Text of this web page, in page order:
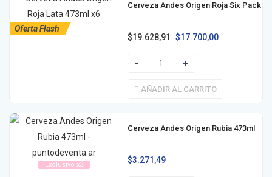
Oferta Flash
Cerveza Andes Origen Roja Six Pack
$19.628,91 $17.700,00
AÑADIR AL CARRITO
Exclusivo x3
Cerveza Andes Origen Rubia 473ml
$3.271,49